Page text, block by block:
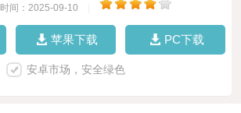
时间：2025-09-10
苹果下载 PC下载
安卓市场，安全绿色